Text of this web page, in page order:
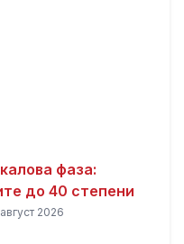
фаза:
до 40 степени
2026